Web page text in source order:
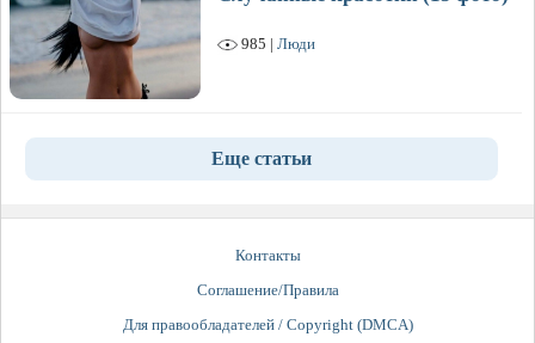
985 | Люди
Еще статьи
Контакты
Соглашение/Правила
Для правообладателей / Copyright (DMCA)